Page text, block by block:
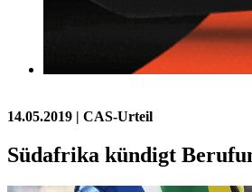
14.05.2019 | CAS-Urteil
Südafrika kündigt